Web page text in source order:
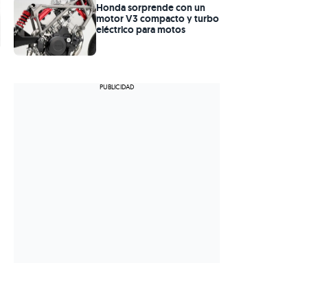
Honda sorprende con un
motor V3 compacto y turbo
eléctrico para motos